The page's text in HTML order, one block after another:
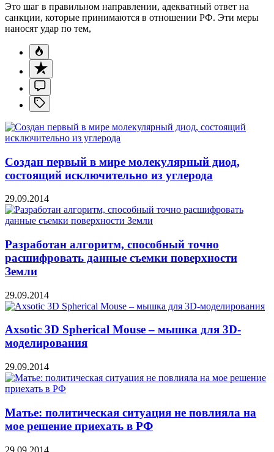
Это шаг в правильном направлении, адекватный ответ на
санкции, которые принимаются в отношении РФ. Эти меры
наносят удар по тем,
Создан первый в мире молекулярный диод,
состоящий исключительно из углерода
29.09.2014
Разработан алгоритм, способный точно
расшифровать данные съемки поверхности
Земли
29.09.2014
Axsotic 3D Spherical Mouse – мышка для 3D-
моделирования
29.09.2014
Матье: политическая ситуация не повлияла на
мое решение приехать в РФ
29.09.2014